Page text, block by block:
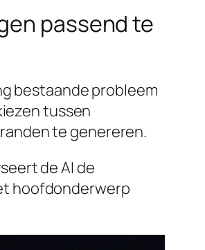
passend te
bestaande probleem
tussen
te genereren.
de AI de
hoofdonderwerp